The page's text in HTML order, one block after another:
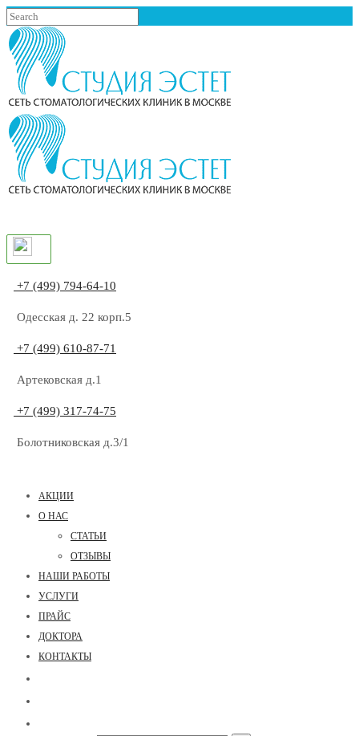
+7 (499) 794-64-10
Одесская д. 22 корп.5
+7 (499) 610-87-71
Артековская д.1
+7 (499) 317-74-75
Болотниковская д.3/1
АКЦИИ
О НАС
СТАТЬИ
ОТЗЫВЫ
НАШИ РАБОТЫ
УСЛУГИ
ПРАЙС
ДОКТОРА
КОНТАКТЫ